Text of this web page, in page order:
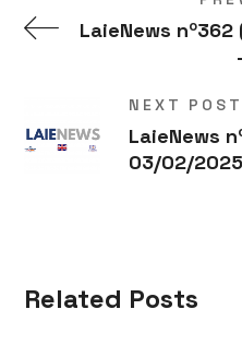
LaieNews
NEXT POST
LaieNews
03/02/2025
Related Posts